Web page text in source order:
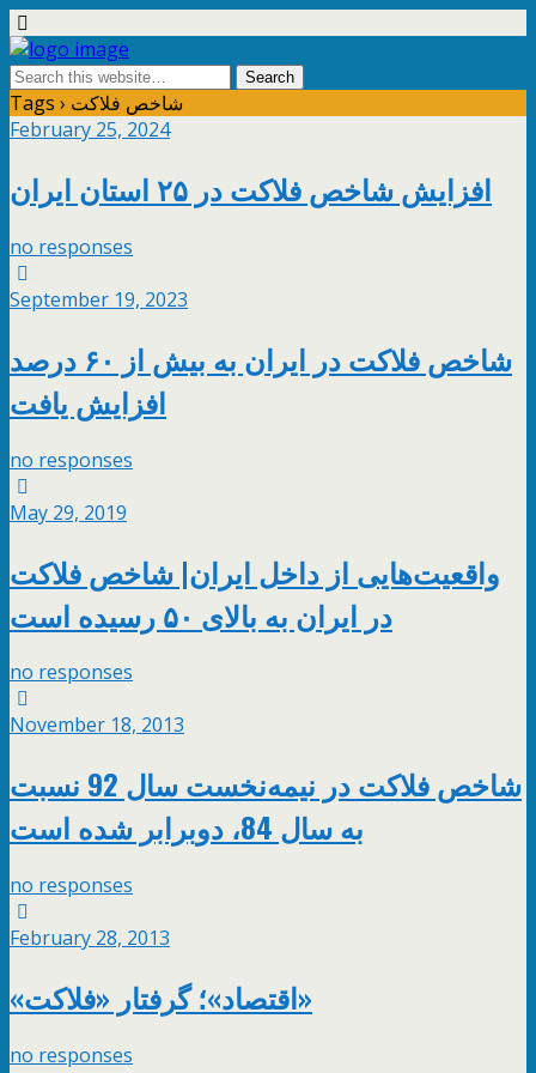
Tags › شاخص فلاکت
February 25, 2024
افزایش شاخص فلاکت در ۲۵ استان ایران
no responses
September 19, 2023
شاخص فلاکت در ایران به بیش از ۶۰ درصد
افزایش یافت
no responses
May 29, 2019
واقعیت‌هایی از داخل ایران| شاخص فلاکت
در ایران به بالای ۵۰ رسیده است
no responses
November 18, 2013
شاخص فلاکت در نیمه‌نخست سال 92 نسبت
به سال 84، دوبرابر شده است
no responses
February 28, 2013
«اقتصاد»؛ گرفتار «فلاکت»
no responses